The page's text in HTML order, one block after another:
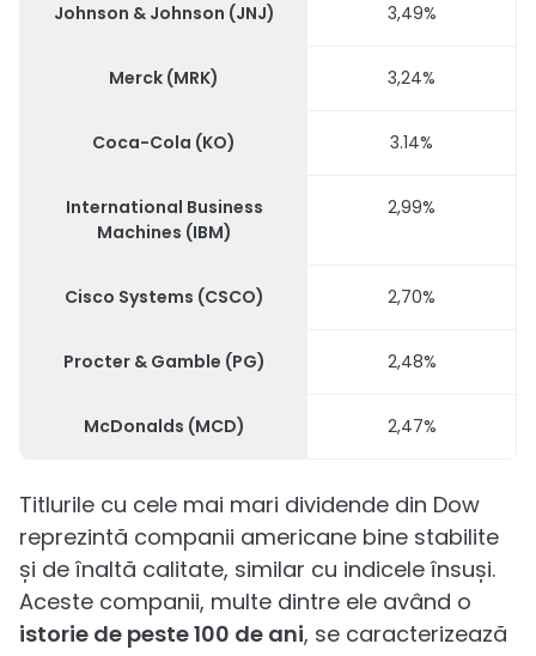
Johnson & Johnson (JNJ) 3,49%
Merck (MRK) 3,24%
Coca-Cola (KO) 3.14%
International Business
Machines (IBM)
2,99%
Cisco Systems (CSCO) 2,70%
Procter & Gamble (PG) 2,48%
McDonalds (MCD) 2,47%
Titlurile cu cele mai mari dividende din Dow
reprezintă companii americane bine stabilite
și de înaltă calitate, similar cu indicele însuși.
Aceste companii, multe dintre ele având o
istorie de peste 100 de ani, se caracterizează